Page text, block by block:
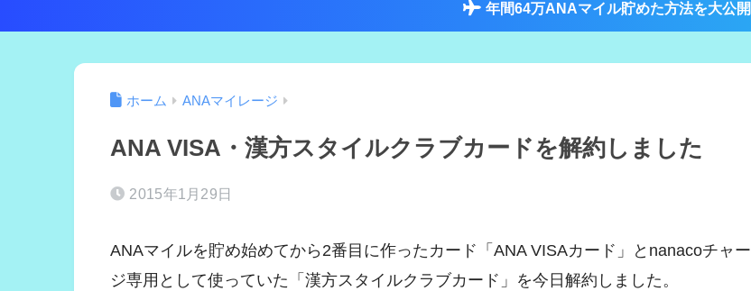
年間64万ANAマイル貯めた方法を大公開
ホーム ANAマイレージ
ANA VISA・漢方スタイルクラブカードを解約しました
2015年1月29日
ANAマイルを貯め始めてから2番目に作ったカード「ANA VISAカード」とnanacoチャー
ジ専用として使っていた「漢方スタイルクラブカード」を今日解約しました。